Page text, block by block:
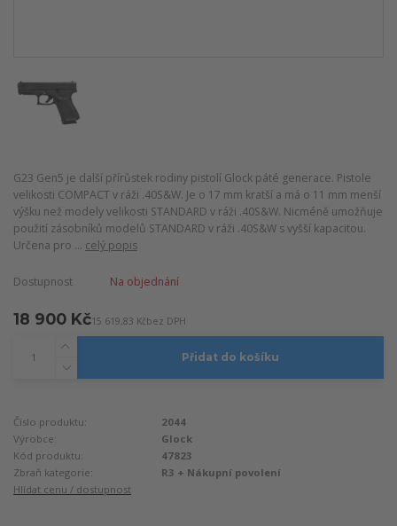
G23 Gen5 je další přírůstek rodiny pistolí Glock páté generace. Pistole
velikosti COMPACT v ráži .40S&W. Je o 17 mm kratší a má o 11 mm menší
výšku než modely velikosti STANDARD v ráži .40S&W. Nicméně umožňuje
použití zásobníků modelů STANDARD v ráži .40S&W s vyšší kapacitou.
Určena pro ... celý popis
Dostupnost Na objednání
18 900 Kč15 619,83 Kčbez DPH
Přidat do košíku
Číslo produktu:
2044
Výrobce:
Glock
Kód produktu:
47823
Zbraň kategorie:
R3 + Nákupní povolení
Hlídat cenu / dostupnost